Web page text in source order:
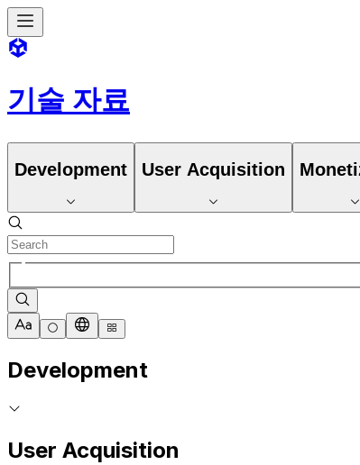
기술 자료
Development User Acquisition
Development
User Acquisition